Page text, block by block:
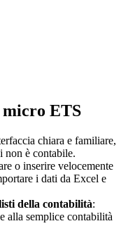
ETS
chiara e familiare,
non è contabile.
o inserire velocemente
i dati da Excel e
della contabilità:
alla semplice contabilità